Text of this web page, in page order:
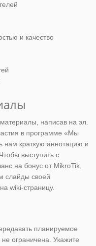
и качество
написав на эл.
в программе «Мы
нам краткую аннотацию и
выступить с
на бонус от MikroTik,
слайды своей
wiki-страницу.
планируемое
ограничена. Укажите